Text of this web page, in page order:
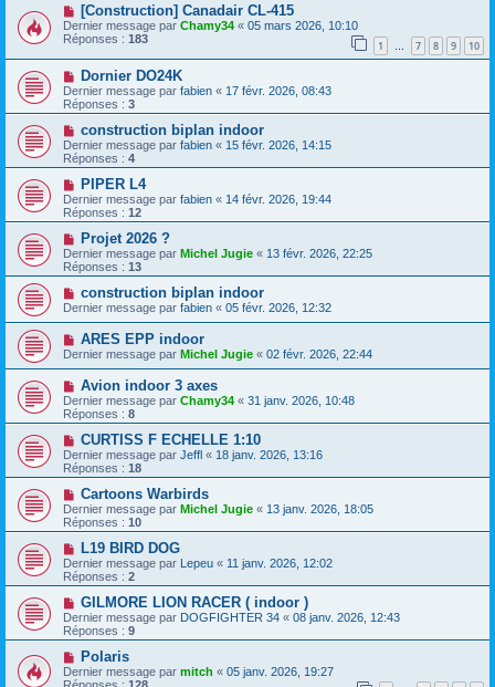
[Construction] Canadair CL-415
Dernier message par Chamy34 « 05 mars 2026, 10:10
Réponses : 183 1 … 7 8 9 10
Dornier DO24K
Dernier message par fabien « 17 févr. 2026, 08:43
Réponses : 3
construction biplan indoor
Dernier message par fabien « 15 févr. 2026, 14:15
Réponses : 4
PIPER L4
Dernier message par fabien « 14 févr. 2026, 19:44
Réponses : 12
Projet 2026 ?
Dernier message par Michel Jugie « 13 févr. 2026, 22:25
Réponses : 13
construction biplan indoor
Dernier message par fabien « 05 févr. 2026, 12:32
ARES EPP indoor
Dernier message par Michel Jugie « 02 févr. 2026, 22:44
Avion indoor 3 axes
Dernier message par Chamy34 « 31 janv. 2026, 10:48
Réponses : 8
CURTISS F ECHELLE 1:10
Dernier message par Jeffl « 18 janv. 2026, 13:16
Réponses : 18
Cartoons Warbirds
Dernier message par Michel Jugie « 13 janv. 2026, 18:05
Réponses : 10
L19 BIRD DOG
Dernier message par Lepeu « 11 janv. 2026, 12:02
Réponses : 2
GILMORE LION RACER ( indoor )
Dernier message par DOGFIGHTER 34 « 08 janv. 2026, 12:43
Réponses : 9
Polaris
Dernier message par mitch « 05 janv. 2026, 19:27